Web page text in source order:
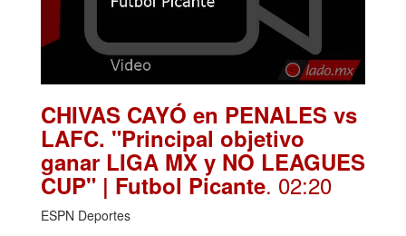
CHIVAS CAYÓ en PENALES vs
LAFC. "Principal objetivo
ganar LIGA MX y NO LEAGUES
CUP" | Futbol Picante. 02:20
ESPN Deportes